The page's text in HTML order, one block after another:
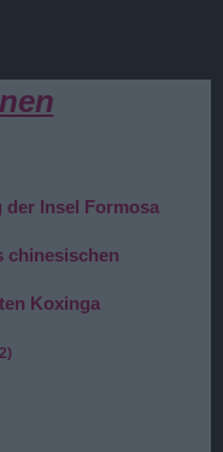
der Insel Formosa
chinesischen
Koxinga